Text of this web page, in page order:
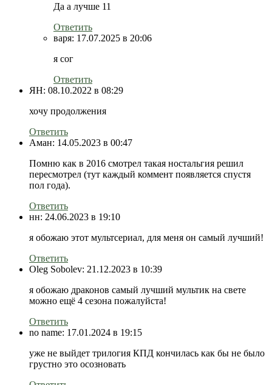
Да а лучше 11
Ответить
варя: 17.07.2025 в 20:06
я сог
Ответить
ЯН: 08.10.2022 в 08:29
хочу продолжения
Ответить
Аман: 14.05.2023 в 00:47
Помню как в 2016 смотрел такая ностальгия решил
пересмотрел (тут каждый коммент появляется спустя
пол года).
Ответить
нн: 24.06.2023 в 19:10
я обожаю этот мультсериал, для меня он самый лучший!
Ответить
Oleg Sobolev: 21.12.2023 в 10:39
я обожаю драконов самый лучший мультик на свете
можно ещё 4 сезона пожалуйста!
Ответить
no name: 17.01.2024 в 19:15
уже не выйдет трилогия КПД кончилась как бы не было
грустно это осозновать